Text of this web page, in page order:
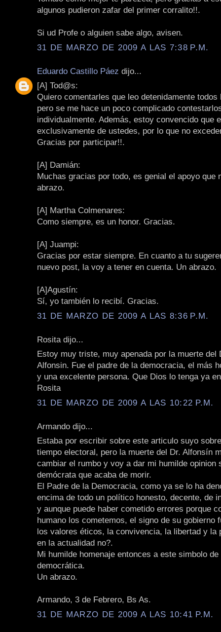
algunos pudieron zafar del primer corralito!!.
Si ud Profe o alguien sabe algo, avisen.
31 DE MARZO DE 2009 A LAS 7:38 P.M.
Eduardo Castillo Páez dijo...
[A] Tod@s:
Quiero comentarles que leo detenidamente
pero se me hace un poco complicado
individualmente. Además, estoy convencido que
exclusivamente de ustedes, por lo que no
Gracias por participar!!.
[A] Damián:
Muchas gracias por todo, es genial el apoyo que
abrazo.
[A] Martha Colmenares:
Como siempre, es un honor. Gracias.
[A] Juampi:
Gracias por estar siempre. En cuanto a tu
nuevo post, la voy a tener en cuenta. Un abrazo.
[A]Agustín:
Sí, yo también lo recibí. Gracias.
31 DE MARZO DE 2009 A LAS 8:36 P.M.
Rosita dijo...
Estoy muy triste, muy apenada por la muerte del
Alfonsin. Fue el padre de la democracia, el más
y una excelente persona. Que Dios lo tenga ya
Rosita
31 DE MARZO DE 2009 A LAS 10:22 P.M.
Armando dijo...
Estaba por escribir sobre este articulo suyo
tiempo electoral, pero la muerte del Dr. Alfonsín
cambiar el rumbo y voy a dar mi humilde opinion
demócrata que acaba de morir.
El Padre de la Democracia, como ya se lo ha
encima de todo un político honesto, decente, de
y aunque puede haber cometido errores porque
humano los cometemos, el signo de su gobierno
los valores éticos, la convivencia, la libertad y la
en la actualidad no?.
Mi humilde homenaje entonces a este simbolo
democrática.
Un abrazo.
Armando, 3 de Febrero, Bs As.
31 DE MARZO DE 2009 A LAS 10:41 P.M.